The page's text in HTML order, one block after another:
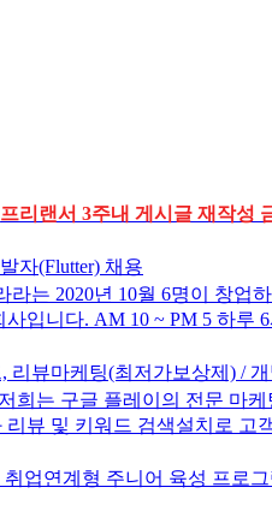
리랜서 3주내 게시글 재작성
자(Flutter) 채용
는 2020년 10월 6명이 창업
입니다. AM 10 ~ PM 5 하루
리뷰마케팅(최저가보상제) /
희는 구글 플레이의 전문 마케
리뷰 및 키워드 검색설치로 고
업연계형 주니어 육성 프로그